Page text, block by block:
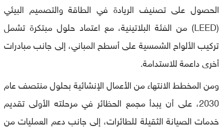
الحصول على تصنيف الريادة في الطاقة والتصميم البيئي
(LEED) من الفئة البلاتينية، مع اعتماد حلول مبتكرة تشمل
تركيب الألواح الشمسية على أسطح المباني، إلى جانب مبادرات
أخرى داعمة للاستدامة.
ومن المخطط الانتهاء من الأعمال الإنشائية بحلول منتصف عام
2030، على أن يبدأ مجمع الحظائر في مرحلته الأولى تقديم
خدمات الصيانة الثقيلة للطائرات، إلى جانب دعم العمليات من